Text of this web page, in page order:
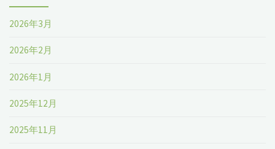
2026年3月
2026年2月
2026年1月
2025年12月
2025年11月